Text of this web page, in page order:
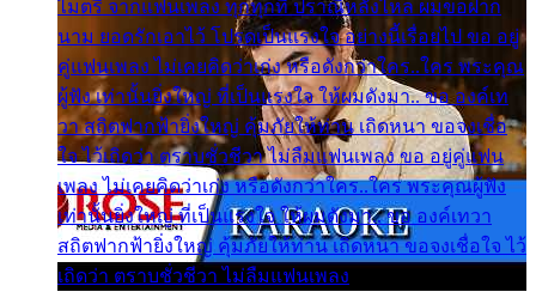
ไมตรี จากแฟนเพลง ทุกทุกที่ ปราณีหลั่งไหล ผมขอฝาก
นาม ยอดรักเอาไว้ โปรดเป็นแรงใจ อย่างนี้เรื่อยไป ขอ อยู่
คู่แฟนเพลง ไม่เคยคิดว่าเก่ง หรือดังกว่าใคร..ใคร พระคุณ
ผู้ฟัง เท่านั้นยิ่งใหญ่ ที่เป็นแรงใจ ให้ผมดังมา.. ขอ องค์เท
วา สถิตฟากฟ้ายิ่งใหญ่ คุ้มภัยให้ท่าน เถิดหนา ขอจงเชื่อ
ใจ ไว้เถิดว่า ตราบชั่วชีวา ไม่ลืมแฟนเพลง ขอ อยู่คู่แฟน
เพลง ไม่เคยคิดว่าเก่ง หรือดังกว่าใคร..ใคร พระคุณผู้ฟัง
เท่านั้นยิ่งใหญ่ ที่เป็นแรงใจ ให้ผมดังมา.. ขอ องค์เทวา
สถิตฟากฟ้ายิ่งใหญ่ คุ้มภัยให้ท่าน เถิดหนา ขอจงเชื่อใจ ไว้
เถิดว่า ตราบชั่วชีวา ไม่ลืมแฟนเพลง